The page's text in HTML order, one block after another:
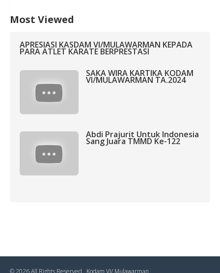
Most Viewed
APRESIASI KASDAM VI/MULAWARMAN KEPADA
PARA ATLET KARATE BERPRESTASI
SAKA WIRA KARTIKA KODAM
VI/MULAWARMAN TA.2024
Abdi Prajurit Untuk Indonesia
Sang Juara TMMD Ke-122
© 2026 All Rights Reserved . Kodam VI/ Mulawarman